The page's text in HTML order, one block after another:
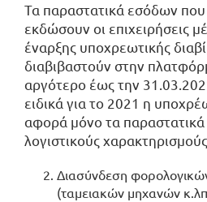
Τα παραστατικά εσόδων
εκδώσουν οι επιχειρήσεις
έναρξης υποχρεωτικής
διαβιβαστούν στην
αργότερο έως την
ειδικά για το 2021 η
αφορά μόνο τα παραστατικά
λογιστικούς
Διασύνδεση
(ταμειακών μηχανών